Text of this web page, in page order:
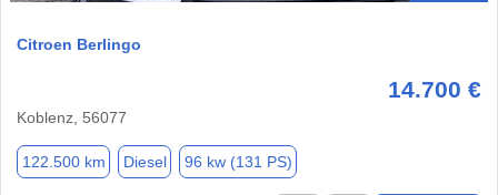
Citroen Berlingo
14.700 €
Koblenz, 56077
122.500 km Diesel 96 kw (131 PS)